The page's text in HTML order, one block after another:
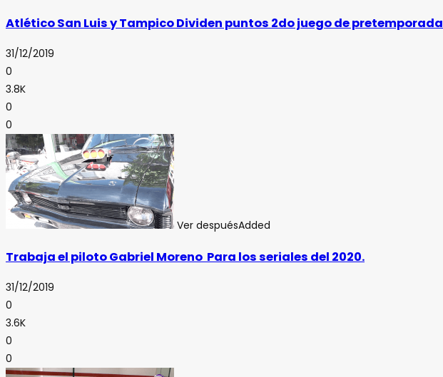
Atlético San Luis y Tampico Dividen puntos 2do juego de pretemporada
31/12/2019
0
3.8K
0
0
Ver despuésAdded
Trabaja el piloto Gabriel Moreno Para los seriales del 2020.
31/12/2019
0
3.6K
0
0